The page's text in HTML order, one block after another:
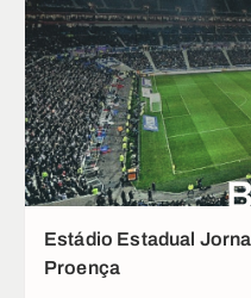
Estádio Estadual
Proença